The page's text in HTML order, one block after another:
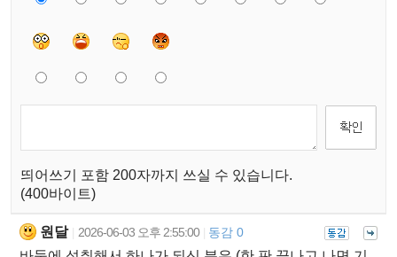
띄어쓰기 포함 200자까지 쓰실 수 있습니다.
(400바이트)
원달 2026-06-03 오후 2:55:00 동감 0